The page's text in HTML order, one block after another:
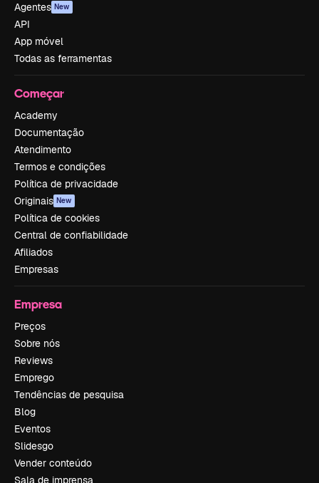
Agentes New
API
App móvel
Todas as ferramentas
Começar
Academy
Documentação
Atendimento
Termos e condições
Política de privacidade
Originais New
Política de cookies
Central de confiabilidade
Afiliados
Empresas
Empresa
Preços
Sobre nós
Reviews
Emprego
Tendências de pesquisa
Blog
Eventos
Slidesgo
Vender conteúdo
Sala de imprensa